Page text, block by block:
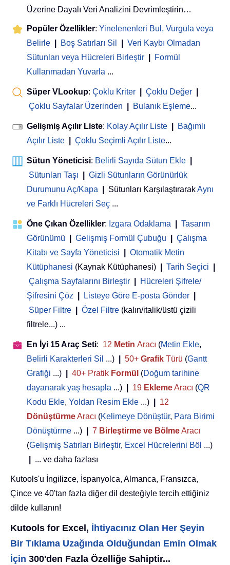
Üzerine Dayalı Veri Analizini Devrimleştirin…
Popüler Özellikler: Yinelenenleri Bul, Vurgula veya
Belirle
Boş Satırları Sil
Veri Kaybı Olmadan
Sütunları veya Hücreleri Birleştir
Formül
Kullanmadan Yuvarla ...
Süper VLookup: Çoklu Kriter Çoklu Değer
Çoklu Sayfalar Üzerinden
Bulanık Eşleme...
Gelişmiş Açılır Liste: Kolay Açılır Liste
Bağımlı
Açılır Liste
Çoklu Seçimli Açılır Liste...
Sütun Yöneticisi: Belirli Sayıda Sütun Ekle
Sütunları Taşı
Gizli Sütunların Görünürlük
Durumunu Aç/Kapa
Sütunları KarşılaştırarakAynı
ve Farklı Hücreleri Seç ...
Öne Çıkan Özellikler: Izgara Odaklama
Tasarım
Görünümü
Gelişmiş Formül Çubuğu
Çalışma
Kitabı ve Sayfa Yöneticisi
Otomatik Metin
Kütüphanesi (Kaynak Kütüphanesi) Tarih Seçici
Çalışma Sayfalarını Birleştir
Hücreleri Şifrele/
Şifresini Çöz
Listeye Göre E-posta Gönder
Süper Filtre
Özel Filtre (kalın/italik/üstü çizili
filtrele...) ...
En İyi 15 Araç Seti: 12 Metin Aracı (Metin Ekle,
Belirli Karakterleri Sil ...) 50+ Grafik Türü (Gantt
Grafiği ...) 40+ Pratik Formül (Doğum tarihine
dayanarak yaş hesapla ...) 19 EklemeAracı (QR
Kodu Ekle, Yoldan Resim Ekle ...)
12
DönüştürmeAracı (Kelimeye Dönüştür, Para Birimi
Dönüştürme ...) 7 Birleştirme ve BölmeAracı
(Gelişmiş Satırları Birleştir, Excel Hücrelerini Böl ...)
... ve daha fazlası
Kutools'u İngilizce, İspanyolca, Almanca, Fransızca,
Çince ve 40'tan fazla diğer dil desteğiyle tercih ettiğiniz
dilde kullanın!
Kutools for Excel, İhtiyacınız Olan Her Şeyin
Bir Tıklama Uzağında Olduğundan Emin Olmak
İçin 300'den Fazla Özelliğe Sahiptir...